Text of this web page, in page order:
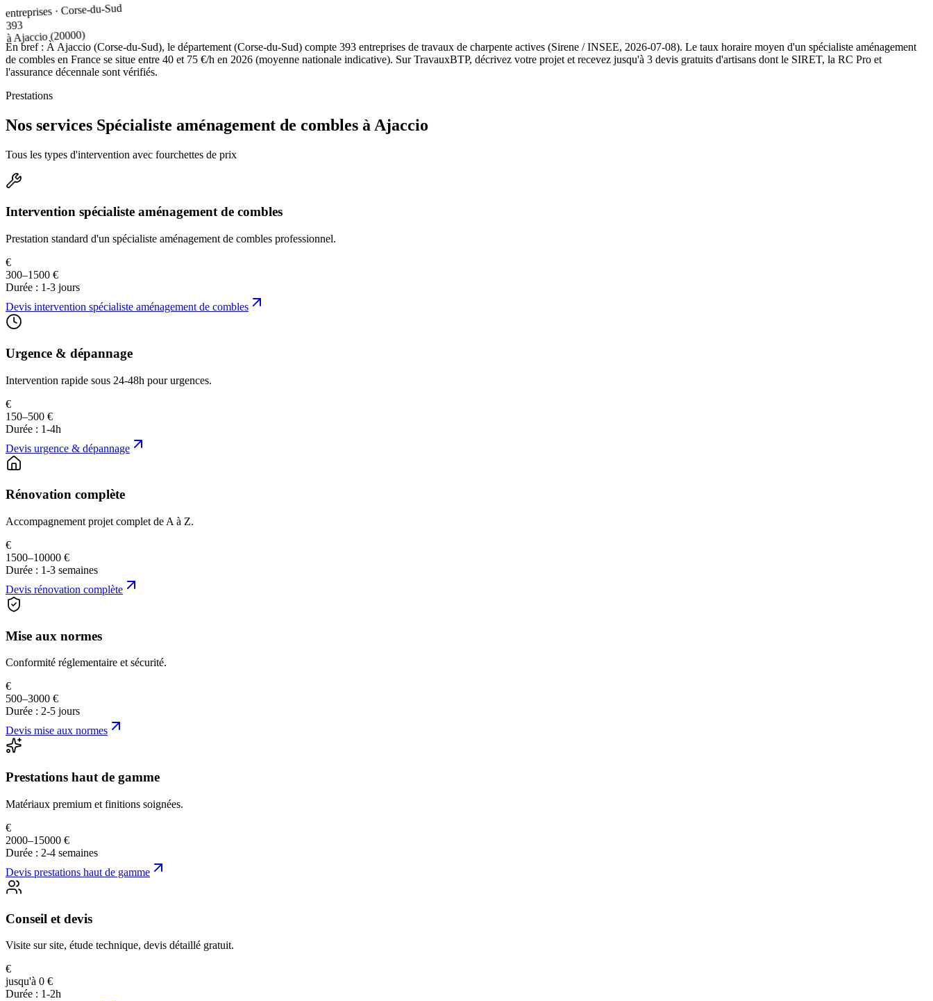
entreprises · Corse-du-Sud
393
à Ajaccio(20000)
En bref : À Ajaccio (Corse-du-Sud), le département (Corse-du-Sud) compte 393 entreprises de travaux de charpente actives (Sirene / INSEE, 2026-07-08). Le taux horaire moyen d'un spécialiste aménagement
de combles en France se situe entre 40 et 75 €/h en 2026 (moyenne nationale indicative). Sur TravauxBTP, décrivez votre projet et recevez jusqu'à 3 devis gratuits d'artisans dont le SIRET, la RC Pro et
l'assurance décennale sont vérifiés.
Prestations
Nos services Spécialiste aménagement de combles à Ajaccio
Tous les types d'intervention avec fourchettes de prix
Intervention spécialiste aménagement de combles
Prestation standard d'un spécialiste aménagement de combles professionnel.
€
300–1500 €
Durée : 1-3 jours
Devis intervention spécialiste aménagement de combles
Urgence & dépannage
Intervention rapide sous 24-48h pour urgences.
€
150–500 €
Durée : 1-4h
Devis urgence & dépannage
Rénovation complète
Accompagnement projet complet de A à Z.
€
1500–10000 €
Durée : 1-3 semaines
Devis rénovation complète
Mise aux normes
Conformité réglementaire et sécurité.
€
500–3000 €
Durée : 2-5 jours
Devis mise aux normes
Prestations haut de gamme
Matériaux premium et finitions soignées.
€
2000–15000 €
Durée : 2-4 semaines
Devis prestations haut de gamme
Conseil et devis
Visite sur site, étude technique, devis détaillé gratuit.
€
jusqu'à 0 €
Durée : 1-2h